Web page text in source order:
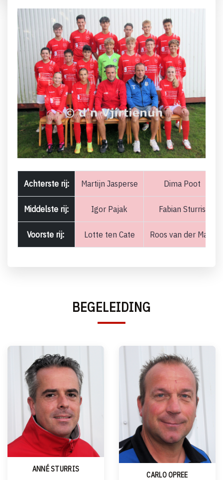
Achterste rij: Martijn Jasperse Dima Poot
Middelste rij: Igor Pajak Fabian Sturris
Voorste rij: Lotte ten Cate Roos van der Male
BEGELEIDING
ANNÉ STURRIS
CARLO OPREE